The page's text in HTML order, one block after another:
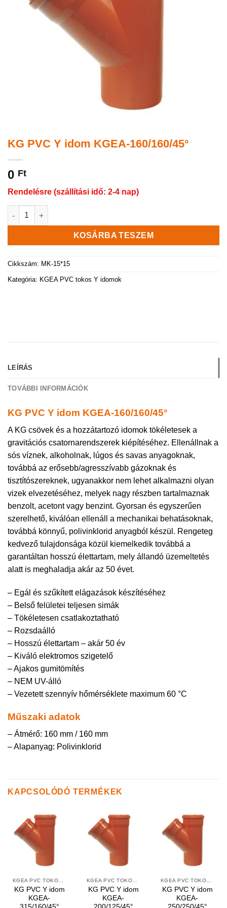
KG PVC Y idom KGEA-160/160/45°
0 Ft
Rendelésre (szállítási idő: 2-4 nap)
KG PVC Y idom KGEA-160/160/45° mennyiség
KOSÁRBA TESZEM
Cikkszám: MK-15*15
Kategória: KGEA PVC tokos Y idomok
LEÍRÁS
TOVÁBBI INFORMÁCIÓK
KG PVC Y idom KGEA-160/160/45°
A KG csövek és a hozzátartozó idomok tökéletesek a
gravitációs csatornarendszerek kiépítéséhez. Ellenállnak a
sós víznek, alkoholnak, lúgos és savas anyagoknak,
továbbá az erősebb/agresszívabb gázoknak és
tisztítószereknek, ugyanakkor nem lehet alkalmazni olyan
vizek elvezetéséhez, melyek nagy részben tartalmaznak
benzolt, acetont vagy benzint. Gyorsan és egyszerűen
szerelhető, kiválóan ellenáll a mechanikai behatásoknak,
továbbá könnyű, polivinklorid anyagból készül. Rengeteg
kedvező tulajdonsága közül kiemelkedik továbbá a
garantáltan hosszú élettartam, mely állandó üzemeltetés
alatt is meghaladja akár az 50 évet.
– Egál és szűkített elágazások készítéséhez
– Belső felületei teljesen simák
– Tökéletesen csatlakoztatható
– Rozsdaálló
– Hosszú élettartam – akár 50 év
– Kiváló elektromos szigetelő
– Ajakos gumitömítés
– NEM UV-álló
– Vezetett szennyív hőmérséklete maximum 60 °C
Műszaki adatok
– Átmérő: 160 mm / 160 mm
– Alapanyag: Polivinklorid
KAPCSOLÓDÓ TERMÉKEK
KGEA PVC TOKOS Y IDOMOK
KG PVC Y idom
KGEA-
KGEA PVC TOKOS Y IDOMOK
KG PVC Y idom
KGEA-
KGEA PVC TOKOS Y IDOMOK
KG PVC Y idom
KGEA-